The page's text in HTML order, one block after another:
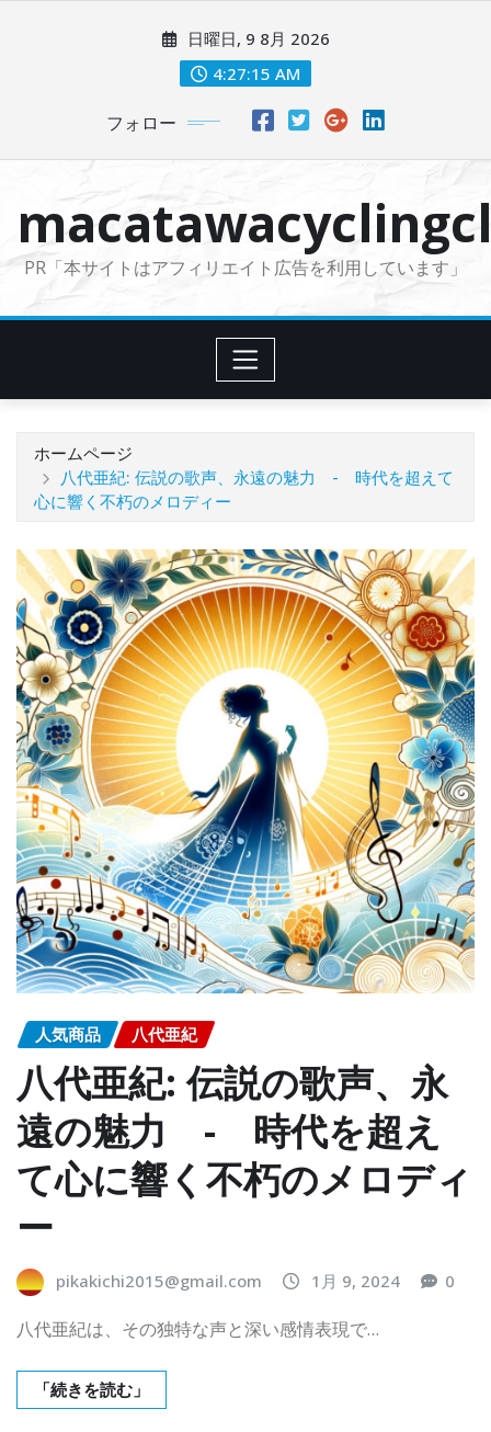
に
日曜日, 9 8月 2026
4:27:16 AM
フォロー
PR「本サイトはアフィリエイト広告を利用しています」
ホームページ
八代亜紀: 伝説の歌声、永遠の魅力 - 時代を超えて
心に響く不朽のメロディー
人気商品 八代亜紀
八代亜紀: 伝説の歌声、永
遠の魅力 - 時代を超え
て心に響く不朽のメロディ
ー
pikakichi2015@gmail.com 1月 9, 2024 0
八代亜紀は、その独特な声と深い感情表現で…
「続きを読む」